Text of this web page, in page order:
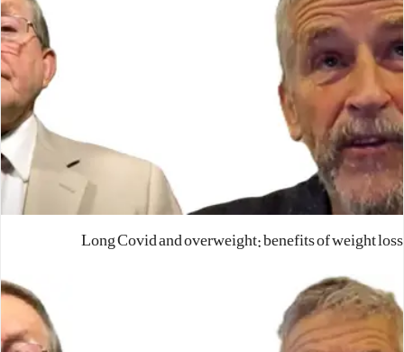
Long Covid and overweight: benefits of weight loss